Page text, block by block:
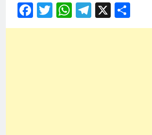
Facebook
Twitter
WhatsApp
Telegram
X